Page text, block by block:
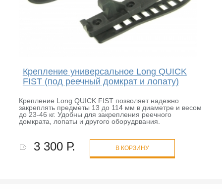
Крепление универсальное Long QUICK
FIST (под реечный домкрат и лопату)
Крепление Long QUICK FIST позволяет надежно
закреплять предметы 13 до 114 мм в диаметре и весом
до 23-46 кг. Удобны для закрепления реечного
домкрата, лопаты и другого оборудрвания.
3 300 Р. В КОРЗИНУ